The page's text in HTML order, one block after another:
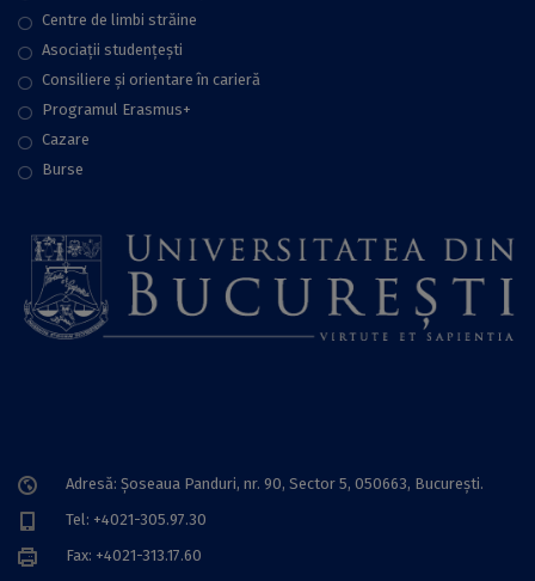
Centre de limbi străine
Asociații studențești
Consiliere şi orientare în carieră
Programul Erasmus+
Cazare
Burse
Adresă: Șoseaua Panduri, nr. 90, Sector 5, 050663, Bucureşti.
Tel: +4021-305.97.30
Fax: +4021-313.17.60